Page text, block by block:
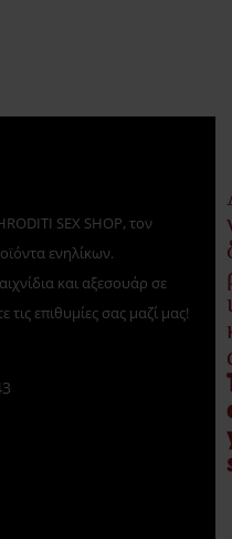
SEX SHOP, τον
ενηλίκων.
και αξεσουάρ σε
τις επιθυμίες σας μαζί μας!
ι